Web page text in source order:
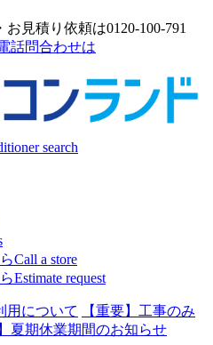
話問合わせは
search
Call a store
Estimate request
用について
【重要】工事のみ
夏期休業期間のお知らせ